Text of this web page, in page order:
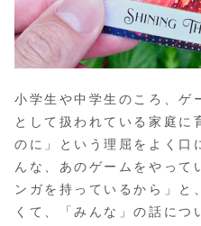
小学生や中学生のころ、ゲ
として扱われている家庭に
のに」という理屈をよく口
んな、あのゲームをやって
ンガを持っているから」と
くて、「みんな」の話につ